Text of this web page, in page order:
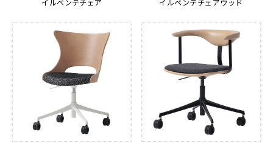
イルベンテチェア イルベンテチェアウッド